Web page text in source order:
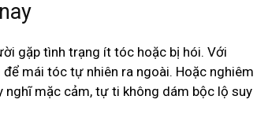
gặp tình trạng ít tóc hoặc bị hói. Với
mái tóc tự nhiên ra ngoài. Hoặc nghiêm
mặc cảm, tự ti không dám bộc lộ suy